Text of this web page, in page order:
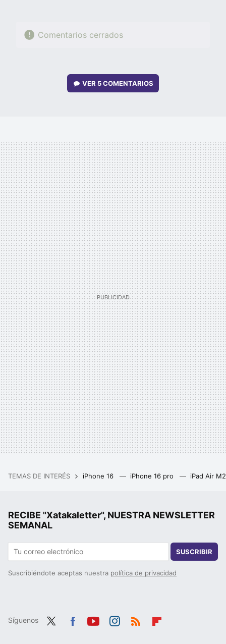
Comentarios cerrados
VER 5 COMENTARIOS
TEMAS DE INTERÉS iPhone 16 iPhone 16 pro iPad Air
RECIBE "Xatakaletter", NUESTRA NEWSLETTER
SEMANAL
SUSCRIBIR
Suscribiéndote aceptas nuestra política de privacidad
Síguenos